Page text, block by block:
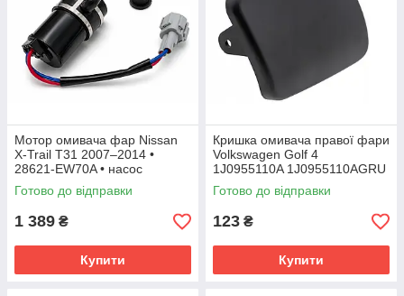
Мотор омивача фар Nissan
X-Trail T31 2007–2014 •
28621-EW70A • насос
омивача фар
Готово до відправки
1 389 ₴
Купити
Кришка омивача правої фари
Volkswagen Golf 4
1J0955110A 1J0955110AGRU
Готово до відправки
123 ₴
Купити